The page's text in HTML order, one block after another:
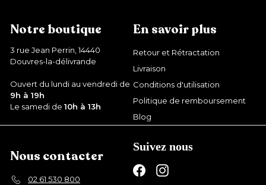
Notre boutique
3 rue Jean Perrin, 14440
Douvres-la-délivrande
Ouvert du lundi au vendredi de
9h à 19h
Le samedi de 10h à 13h
En savoir plus
Retour et Rétractation
Livraison
Conditions d'utilisation
Politique de remboursement
Blog
Nous contacter
02 61 530 800
Suivez nous
FacebookInstagram